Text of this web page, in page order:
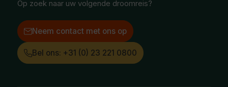
Op zoek naar uw volgende droomreis?
Neem contact met ons op
Bel ons: +31 (0) 23 221 0800